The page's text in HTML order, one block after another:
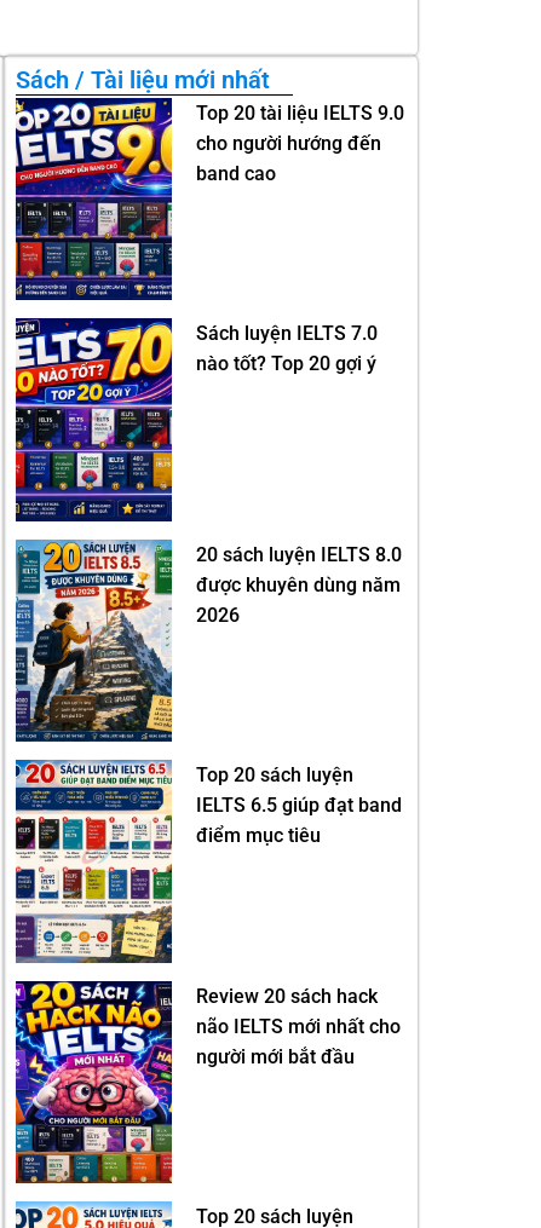
Sách / Tài liệu mới nhất
Top 20 tài liệu IELTS 9.0
cho người hướng đến
band cao
Sách luyện IELTS 7.0
nào tốt? Top 20 gợi ý
20 sách luyện IELTS 8.0
được khuyên dùng năm
2026
Top 20 sách luyện
IELTS 6.5 giúp đạt band
điểm mục tiêu
Review 20 sách hack
não IELTS mới nhất cho
người mới bắt đầu
Top 20 sách luyện